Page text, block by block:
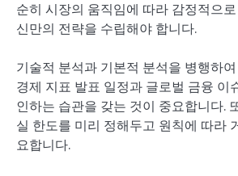
순히 시장의 움직임에 따라 감정적으
신만의 전략을 수립해야 합니다.
기술적 분석과 기본적 분석을 병행하
경제 지표 발표 일정과 글로벌 금융 이
인하는 습관을 갖는 것이 중요합니다.
실 한도를 미리 정해두고 원칙에 따라
요합니다.